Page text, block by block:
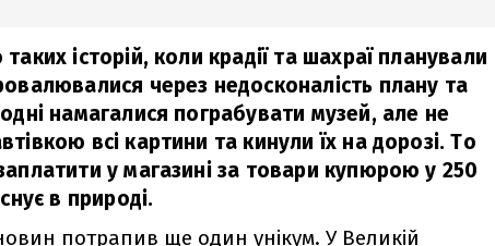
історій, коли крадії та шахраї планували
через недосконалість плану та
намагалися пограбувати музей, але не
всі картини та кинули їх на дорозі. То
у магазині за товари купюрою у 250
в природі.
потрапив ще один унікум. У Великій